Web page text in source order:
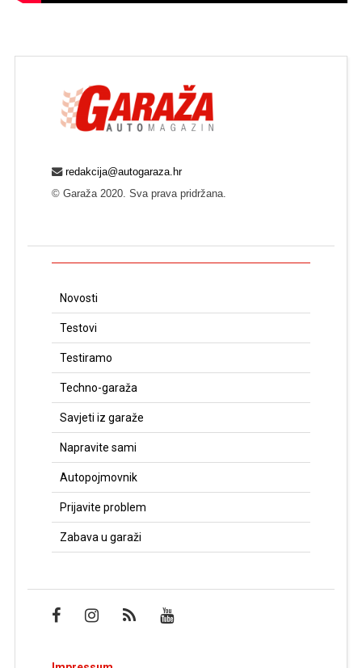
redakcija@autogaraza.hr
© Garaža 2020. Sva prava pridržana.
Novosti
Testovi
Testiramo
Techno-garaža
Savjeti iz garaže
Napravite sami
Autopojmovnik
Prijavite problem
Zabava u garaži